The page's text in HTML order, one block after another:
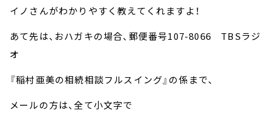
イノさんがわかりやすく教えてくれますよ！
あて先は、おハガキの場合、郵便番号107-8066 TBSラジ
オ
『稲村亜美の相続相談フルスイング』の係まで、
メールの方は、全て小文字で